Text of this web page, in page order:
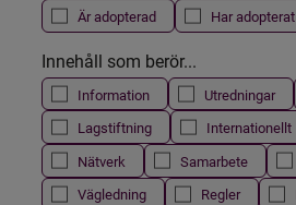
Är adopterad
Har adopterat
Innehåll som berör...
Information Utredningar
Lagstiftning
Internationellt
Nätverk
Samarbete
Vägledning
Regler